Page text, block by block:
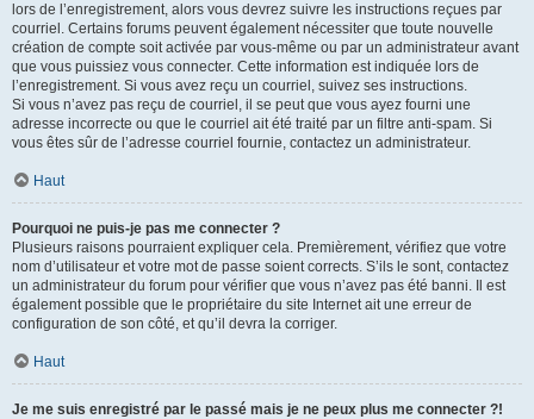
lors de l’enregistrement, alors vous devrez suivre les instructions reçues par
courriel. Certains forums peuvent également nécessiter que toute nouvelle
création de compte soit activée par vous-même ou par un administrateur avant
que vous puissiez vous connecter. Cette information est indiquée lors de
l’enregistrement. Si vous avez reçu un courriel, suivez ses instructions.
Si vous n’avez pas reçu de courriel, il se peut que vous ayez fourni une
adresse incorrecte ou que le courriel ait été traité par un filtre anti-spam. Si
vous êtes sûr de l’adresse courriel fournie, contactez un administrateur.
Haut
Pourquoi ne puis-je pas me connecter ?
Plusieurs raisons pourraient expliquer cela. Premièrement, vérifiez que votre
nom d’utilisateur et votre mot de passe soient corrects. S’ils le sont, contactez
un administrateur du forum pour vérifier que vous n’avez pas été banni. Il est
également possible que le propriétaire du site Internet ait une erreur de
configuration de son côté, et qu’il devra la corriger.
Haut
Je me suis enregistré par le passé mais je ne peux plus me connecter ?!